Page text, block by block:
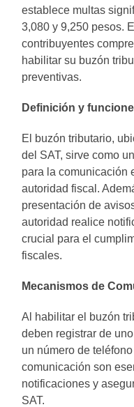
establece multas
3,080 y 9,250 pesos.
contribuyentes
habilitar su buzón
preventivas.
Definición y
El buzón tributario,
del SAT, sirve como
para la comunicación
autoridad fiscal.
presentación de
autoridad realice
crucial para el
fiscales.
Mecanismos de
Al habilitar el buzón
deben registrar de
un número de
comunicación son
notificaciones y
SAT.